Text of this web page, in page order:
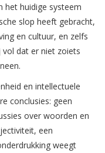
het huidige systeem
slop heeft gebracht,
en cultuur, en zelfs
dat er niet zoiets
en intellectuele
conclusies: geen
over woorden en
een
weegt